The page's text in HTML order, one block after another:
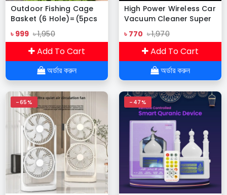
Outdoor Fishing Cage
Basket (6 Hole)=(5pcs
14.5 inch)
৳ 999 ৳ 1,950
Add To Cart
অর্ডার করুন
High Power Wireless Car
Vacuum Cleaner Super
Strong Suction Portable
Vacuum Cleaner
৳ 770 ৳ 1,970
Add To Cart
অর্ডার করুন
-65% -47%